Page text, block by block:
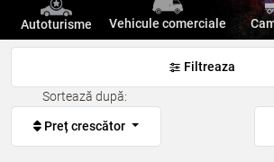
Autoturisme Vehicule comerciale
Filtreaza
Sortează după:
Preț crescător